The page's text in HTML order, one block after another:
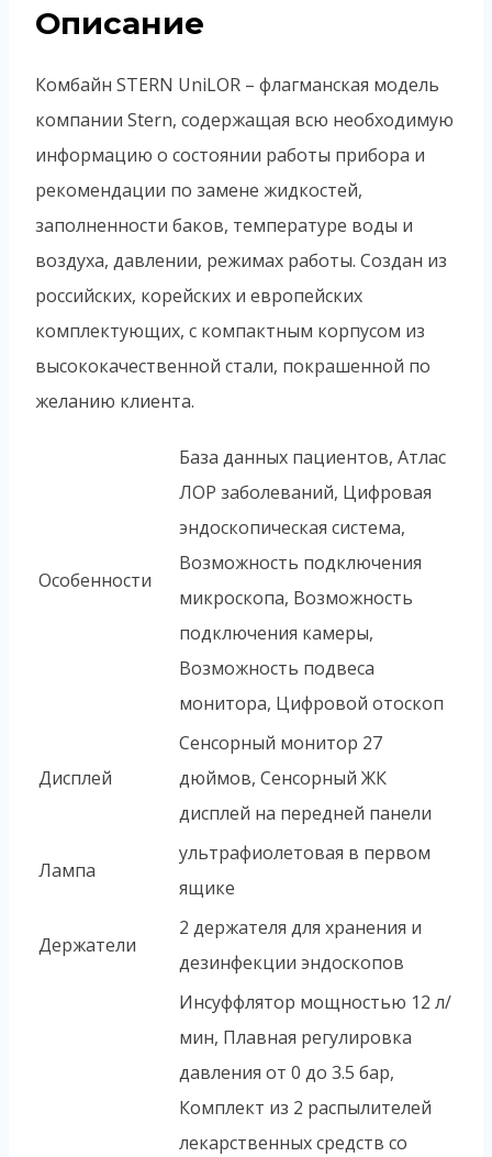
Описание
Комбайн STERN UniLOR – флагманская модель
компании Stern, содержащая всю необходимую
информацию о состоянии работы прибора и
рекомендации по замене жидкостей,
заполненности баков, температуре воды и
воздуха, давлении, режимах работы. Создан из
российских, корейских и европейских
комплектующих, с компактным корпусом из
высококачественной стали, покрашенной по
желанию клиента.
Особенности
База данных пациентов, Атлас
ЛОР заболеваний, Цифровая
эндоскопическая система,
Возможность подключения
микроскопа, Возможность
подключения камеры,
Возможность подвеса
монитора, Цифровой отоскоп
Дисплей
Сенсорный монитор 27
дюймов, Сенсорный ЖК
дисплей на передней панели
Лампа
ультрафиолетовая в первом
ящике
Держатели
2 держателя для хранения и
дезинфекции эндоскопов
Инсуффлятор мощностью 12 л/
мин, Плавная регулировка
давления от 0 до 3.5 бар,
Комплект из 2 распылителей
лекарственных средств со